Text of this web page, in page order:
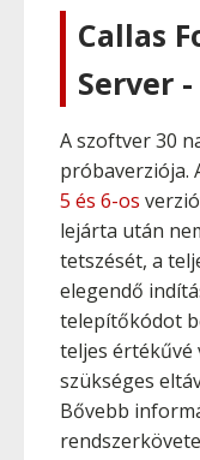
Callas
Server
A szoftver 30
próbaverziója.
5 és 6-os
lejárta után
tetszését, a
elegendő
telepítőkódot
teljes értékűvé
szükséges
Bővebb